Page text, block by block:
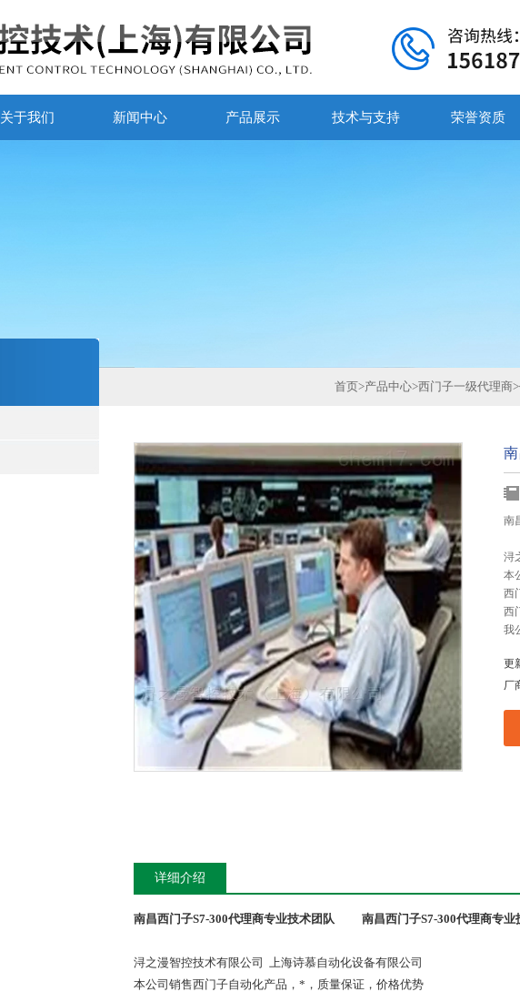
关于我们 新闻中心 产品展示 技术与支持 荣誉资质
首页>产品中心>西门子一级代理商>
南
浔
本
西
西
我
更
厂
详细介绍
南昌西门子S7-300代理商专业技术团队 南昌西门子S7-300代理商专业
浔之漫智控技术有限公司 上海诗慕自动化设备有限公司
本公司销售西门子自动化产品，*，质量保证，价格优势